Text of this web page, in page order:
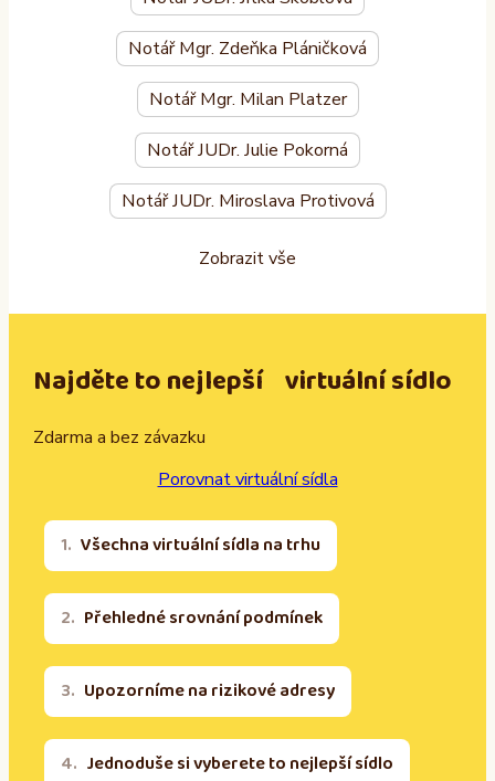
Notář Mgr. Zdeňka Pláničková
Notář Mgr. Milan Platzer
Notář JUDr. Julie Pokorná
Notář JUDr. Miroslava Protivová
Zobrazit vše
Najděte to nejlepší virtuální sídlo
Zdarma a bez závazku
Porovnat virtuální sídla
Všechna virtuální sídla na trhu
Přehledné srovnání podmínek
Upozorníme na rizikové adresy
Jednoduše si vyberete to nejlepší sídlo